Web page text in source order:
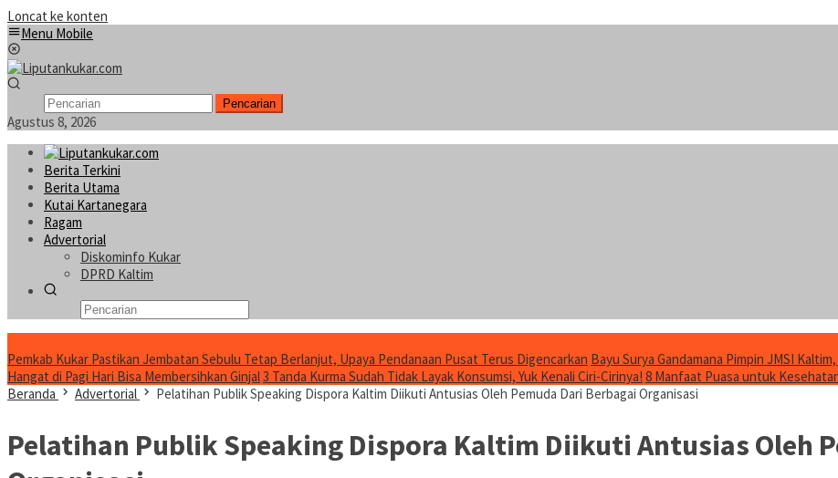
Loncat ke konten
Menu Mobile
Pencarian
Agustus 8, 2026
Berita Terkini
Berita Utama
Kutai Kartanegara
Ragam
Advertorial
Diskominfo Kukar
DPRD Kaltim
Pemkab Kukar Pastikan Jembatan Sebulu Tetap Berlanjut, Upaya Pendanaan Pusat Terus Digencarkan Bayu Surya Gandamana Pimpin JMSI
Hangat di Pagi Hari Bisa Membersihkan Ginjal3 Tanda Kurma Sudah Tidak Layak Konsumsi, Yuk Kenali Ciri-Cirinya! 8 Manfaat Puasa untuk
Beranda
Advertorial Pelatihan Publik Speaking Dispora Kaltim Diikuti Antusias Oleh Pemuda Dari Berbagai Organisasi
Pelatihan Publik Speaking Dispora Kaltim Diikuti Antusias Oleh